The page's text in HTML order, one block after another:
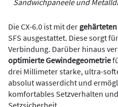
Sandwichpaneele und
Die CX-6.0 ist mit der
SFS ausgestattet. Diese sorgt
Verbindung. Darüber hinaus
optimierte Gewindegeometrie
drei Millimeter starke, ultra-
absolut wasserdicht und
komfortables Setzverhalten